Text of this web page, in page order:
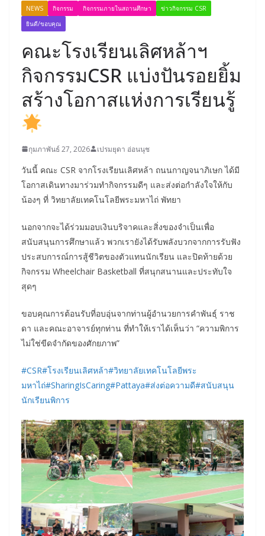
NEWS กิจกรรม กิจกรรมภายในสถานศึกษา
ข่าวกิจกรรม CSR
ยินดี/ขอบคุณ
คณะโรงเรียนเลิศหล้าฯ
กิจกรรมCSR แบ่งปันรอยยิ้ม
สร้างโอกาสแห่งการเรียนรู้
กุมภาพันธ์ 27, 2026 เปรมยุดา อ่อนนุช
วันนี้ คณะ CSR จากโรงเรียนเลิศหล้า ถนนกาญจนาภิเษก ได้มี
โอกาสเดินทางมาร่วมทำกิจกรรมดีๆ และส่งต่อกำลังใจให้กับ
น้องๆ ที่ วิทยาลัยเทคโนโลยีพระมหาไถ่ พัทยา
นอกจากจะได้ร่วมมอบเงินบริจาคและสิ่งของจำเป็นเพื่อ
สนับสนุนการศึกษาแล้ว พวกเรายังได้รับพลังบวกจากการรับฟัง
ประสบการณ์การสู้ชีวิตของตัวแทนนักเรียน และปิดท้ายด้วย
กิจกรรม Wheelchair Basketball ที่สนุกสนานและประทับใจ
สุดๆ
ขอบคุณการต้อนรับที่อบอุ่นจากท่านผู้อำนวยการคำพันธุ์ ราช
ดา และคณะอาจารย์ทุกท่าน ที่ทำให้เราได้เห็นว่า “ความพิการ
ไม่ใช่ขีดจำกัดของศักยภาพ”
#CSR#โรงเรียนเลิศหล้า#วิทยาลัยเทคโนโลยีพระ
มหาไถ่#SharingIsCaring#Pattaya#ส่งต่อความดี#สนับสนุน
นักเรียนพิการ